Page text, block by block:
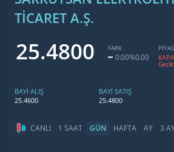
TICARET A.Ş.
25.4800 FARK
0.00%0.00
BAYİ ALIŞ
25.4600
BAYİ SATIŞ
25.4800
CANLI 1 SAAT GÜN HAFTA AY 3